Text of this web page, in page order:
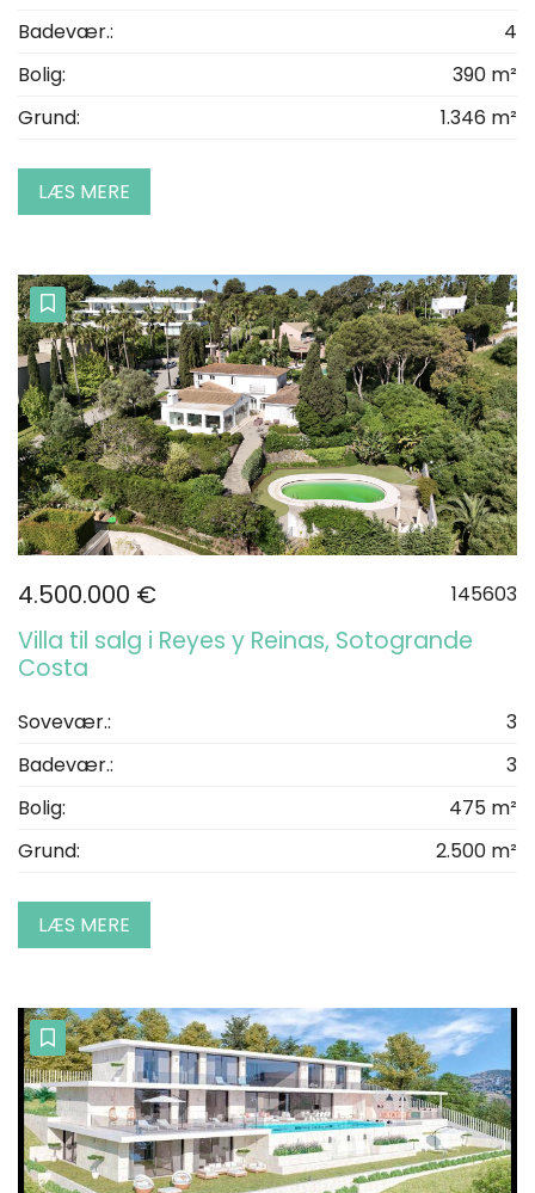
Badevær.:
4
Bolig:
390 m²
Grund:
1.346 m²
LÆS MERE
4.500.000 € 145603
Villa til salg i Reyes y Reinas, Sotogrande
Costa
Sovevær.:
3
Badevær.:
3
Bolig:
475 m²
Grund:
2.500 m²
LÆS MERE